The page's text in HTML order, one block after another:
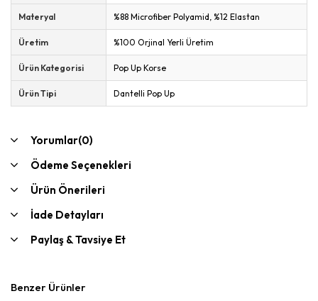
Materyal %88 Microfiber Polyamid, %12 Elastan
Üretim %100 Orjinal Yerli Üretim
Ürün Kategorisi Pop Up Korse
Ürün Tipi Dantelli Pop Up
Yorumlar(0)
Ödeme Seçenekleri
Ürün Önerileri
İade Detayları
Paylaş & Tavsiye Et
Benzer Ürünler